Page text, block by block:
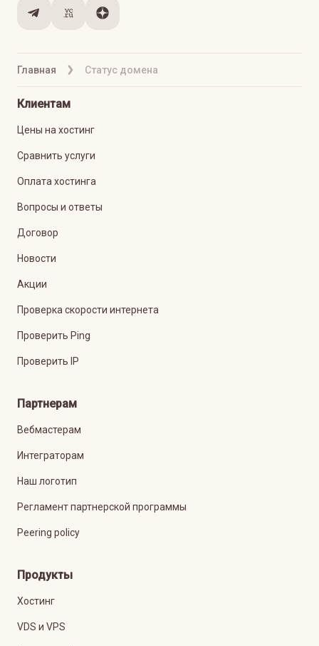
Главная Статус домена
Клиентам
Цены на хостинг
Сравнить услуги
Оплата хостинга
Вопросы и ответы
Договор
Новости
Акции
Проверка скорости интернета
Проверить Ping
Проверить IP
Партнерам
Вебмастерам
Интеграторам
Наш логотип
Регламент партнерской программы
Peering policy
Продукты
Хостинг
VDS и VPS